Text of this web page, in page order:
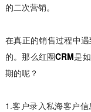
的二次营销。
在真正的销售过程中
的。那么红圈CRM是
期的呢？
1.客户录入私海客户